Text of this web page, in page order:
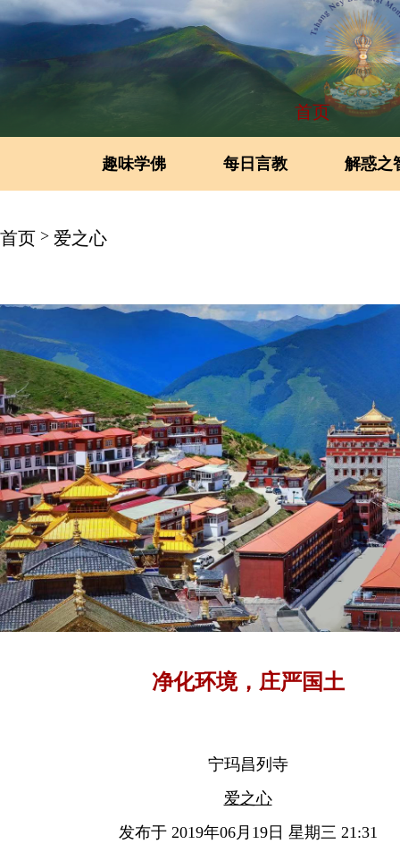
首页
趣味学佛 每日言教 解惑之
首页 > 爱之心
净化环境，庄严国土
宁玛昌列寺
爱之心
发布于 2019年06月19日 星期三 21:31